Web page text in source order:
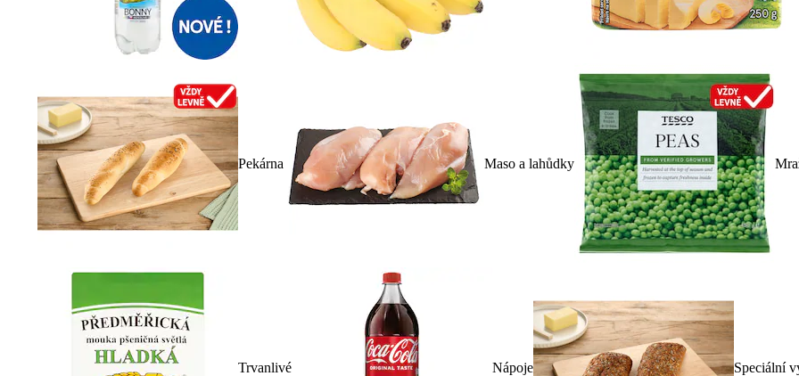
Pekárna Maso a lahůdky
Trvanlivé Nápoje Speciální